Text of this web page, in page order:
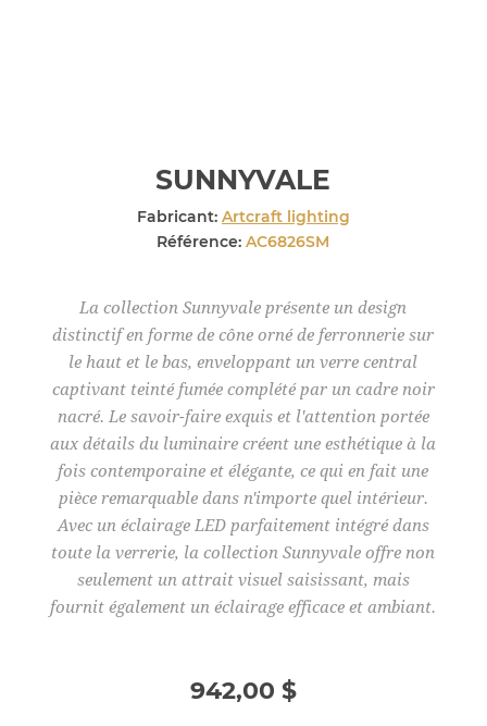
SUNNYVALE
Fabricant: Artcraft lighting
Référence: AC6826SM
La collection Sunnyvale présente un design
distinctif en forme de cône orné de ferronnerie sur
le haut et le bas, enveloppant un verre central
captivant teinté fumée complété par un cadre noir
nacré. Le savoir-faire exquis et l'attention portée
aux détails du luminaire créent une esthétique à la
fois contemporaine et élégante, ce qui en fait une
pièce remarquable dans n'importe quel intérieur.
Avec un éclairage LED parfaitement intégré dans
toute la verrerie, la collection Sunnyvale offre non
seulement un attrait visuel saisissant, mais
fournit également un éclairage efficace et ambiant.
942,00 $